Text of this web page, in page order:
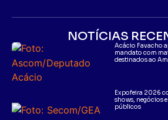
NOTÍCIAS
Acácio Favacho
mandato com
destinados ao
Expofeira 2026
shows, negócios
públicos